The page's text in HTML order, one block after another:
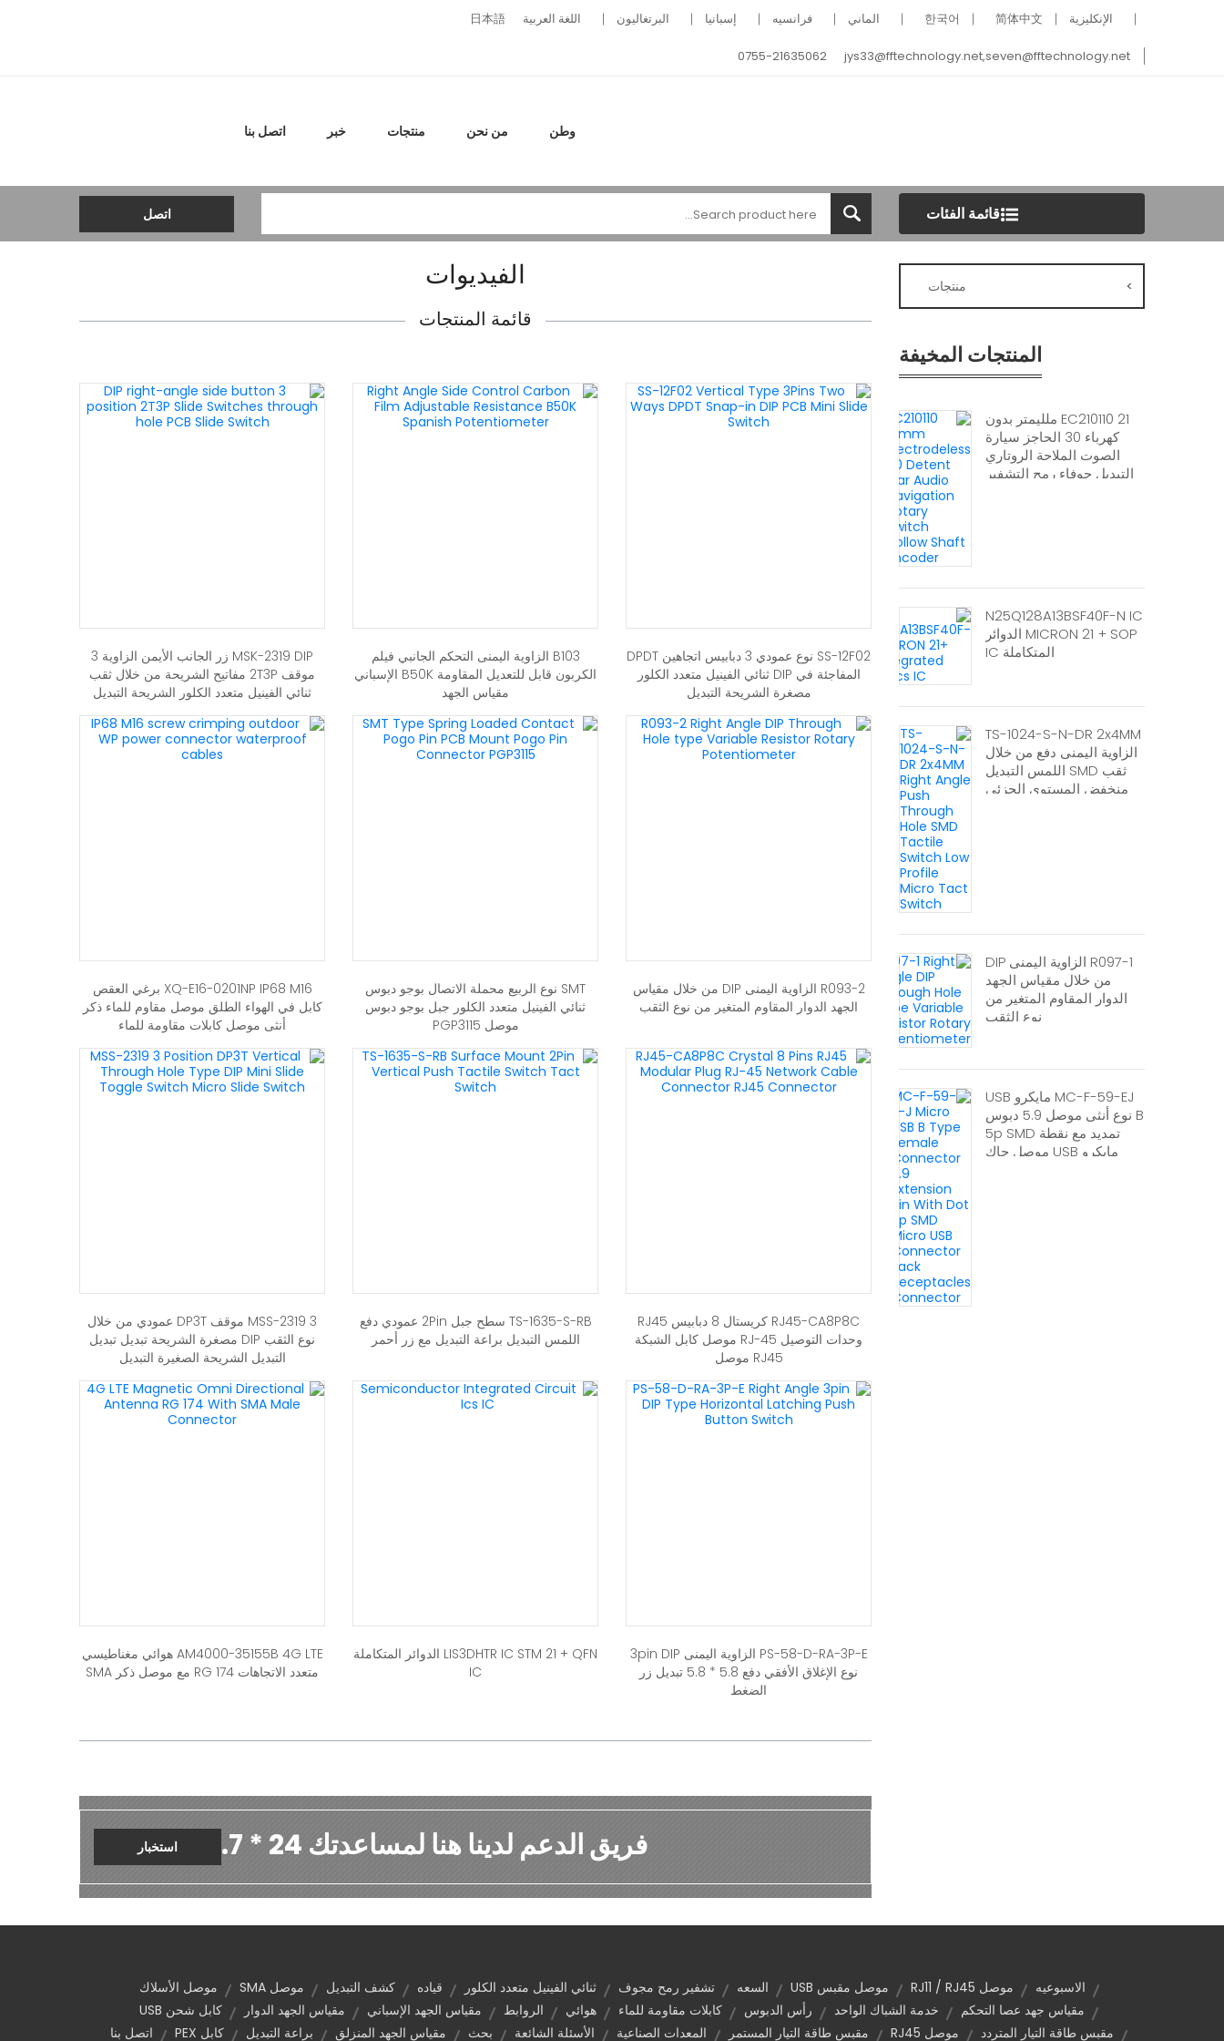
الإنكليزية 简体中文
한국어 الماني فرانسيه إسبانيا البرتغاليون اللغة العربية 日本語
jys33@fftechnology.net,seven@fftechnology.net
0755-21635062
وطن من نحن منتجات خبر اتصل بنا
قائمة الفئات اتصل
منتجات >
المنتجات المخيفة
EC210110 21 ملليمتر بدون
كهرباء 30 الحاجز سيارة
الصوت الملاحة الروتاري
التبديل جوفاء رمح التشفير
N25Q128A13BSF40F-N IC
MICRON 21 + SOP الدوائر
المتكاملة IC
TS-1024-S-N-DR 2x4MM
الزاوية اليمنى دفع من خلال
ثقب SMD اللمس التبديل
منخفض المستوى الجزئي
R097-1 الزاوية اليمنى DIP
من خلال مقياس الجهد
الدوار المقاوم المتغير من
نوع الثقب
MC-F-59-EJ مايكرو USB
B نوع أنثى موصل 5.9 دبوس
تمديد مع نقطة 5p SMD
مايكرو USB موصل جاك
الفيديوات
قائمة المنتجات
SS-12F02 نوع عمودي 3 دبابيس اتجاهين DPDT
المفاجئة في DIP ثنائي الفينيل متعدد الكلور
مصغرة الشريحة التبديل
B103 الزاوية اليمنى التحكم الجانبي فيلم
الكربون قابل للتعديل المقاومة B50K الإسباني
مقياس الجهد
MSK-2319 DIP زر الجانب الأيمن الزاوية 3
موقف 2T3P مفاتيح الشريحة من خلال ثقب
ثنائي الفينيل متعدد الكلور الشريحة التبديل
R093-2 الزاوية اليمنى DIP من خلال مقياس
الجهد الدوار المقاوم المتغير من نوع الثقب
SMT نوع الربيع محملة الاتصال بوجو دبوس
ثنائي الفينيل متعدد الكلور جبل بوجو دبوس
موصل PGP3115
XQ-E16-0201NP IP68 M16 برغي العقص
كابل في الهواء الطلق موصل مقاوم للماء ذكر
أنثى موصل كابلات مقاومة للماء
RJ45-CA8P8C كريستال 8 دبابيس RJ45
وحدات التوصيل RJ-45 موصل كابل الشبكة
RJ45 موصل
TS-1635-S-RB سطح جبل 2Pin عمودي دفع
اللمس التبديل براعة التبديل مع زر أحمر
MSS-2319 3 موقف DP3T عمودي من خلال
نوع الثقب DIP مصغرة الشريحة تبديل تبديل
التبديل الشريحة الصغيرة التبديل
PS-58-D-RA-3P-E الزاوية اليمنى 3pin DIP
نوع الإغلاق الأفقي دفع 5.8 * 5.8 تبديل زر
الضغط
LIS3DHTR IC STM 21 + QFN الدوائر المتكاملة
IC
AM4000-35155B 4G LTE هوائي مغناطيسي
متعدد الاتجاهات RG 174 مع موصل ذكر SMA
فريق الدعم لدينا هنا لمساعدتك 24 * 7. استخبار
الاسبوعيه موصل RJ11 / RJ45 موصل مقبس USB السعه تشفير رمح مجوف ثنائي الفينيل متعدد الكلور قياده كشف التبديل موصل SMA
موصل الأسلاك
مقياس جهد عصا التحكم
خدمة الشباك الواحد رأس الدبوس كابلات مقاومة للماء هوائي الروابط مقياس الجهد الإسباني مقياس الجهد الدوار
كابل شحن USB
مقبس طاقة التيار المتردد
موصل RJ45 مقبس طاقة التيار المستمر المعدات الصناعية الأسئلة الشائعة بحث مقياس الجهد المنزلق براعة التبديل كابل PEX اتصل بنا